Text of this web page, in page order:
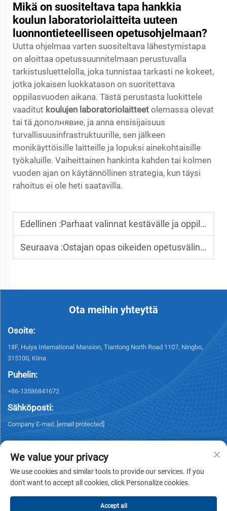
Mikä on suositeltava tapa hankkia
koulun laboratoriolaitteita uuteen
luonnontieteelliseen opetusohjelmaan?
Uutta ohjelmaa varten suositeltava lähestymistapa
on aloittaa opetussuunnitelmaan perustuvalla
tarkistusluettelolla, joka tunnistaa tarkasti ne kokeet,
jotka jokaisen luokkatason on suoritettava
oppilasvuoden aikana. Tästä perustasta luokittele
vaaditut koulujen laboratoriolaitteet olemassa olevat
tai tä дополнявие, ja anna ensisijaisuus
turvallisuusinfrastruktuurille, sen jälkeen
monikäyttöisille laitteille ja lopuksi ainekohtaisille
työkaluille. Vaiheittainen hankinta kahden tai kolmen
vuoden ajan on käytännöllinen strategia, kun täysi
rahoitus ei ole heti saatavilla.
Edellinen :Parhaat valinnat kestävälle ja oppilaalle kestävälle koululaboratoriolaitteistolle
Seuraava :Ostajan opas oikeiden opetusvälineiden valintaan laboratorioosi
Ota meihin yhteyttä
Osoite:
18F, Huiya International Mansion, Tiantong North Road 1107, Ningbo,
315100, Kiina
Puhelin:
+86-13586841672
Sähköposti:
Company E-mail: [email protected]
Tietosuojakäytäntö
We value your privacy
We use cookies and similar tools to provide our services. If you
don't want to accept all cookies, click Personalize cookies.
Accept all